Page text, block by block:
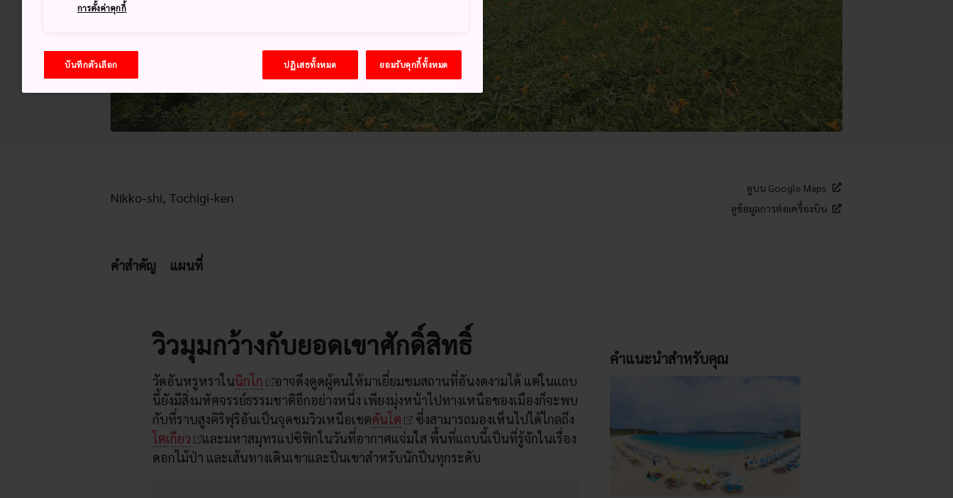
Nikko-shi, Tochigi-ken
ดูบน Google Maps
ดูข้อมูลการต่อเครื่องบิน
คำสำคัญ แผนที่
วิวมุมกว้างกับยอดเขาศักดิ์สิทธิ์
วัดอันหรูหราในนิกโก
อาจดึงดูดผู้คนให้มาเยี่ยมชมสถานที่อันงดงามได้ แต่ในแถบ
นี้ยังมีสิ่งมหัศจรรย์ธรรมชาติอีกอย่างหนึ่ง เพียงมุ่งหน้าไปทางเหนือของเมืองก็จะพบ
กับที่ราบสูงคิริฟุริอันเป็นจุดชมวิวเหนือเขตคันโต
ซึ่งสามารถมองเห็นไปได้ไกลถึง
โตเกียว
และมหาสมุทรแปซิฟิกในวันที่อากาศแจ่มใส พื้นที่แถบนี้เป็นที่รู้จักในเรื่อง
ดอกไม้ป่า และเส้นทางเดินเขาและปีนเขาสำหรับนักปีนทุกระดับ
คำแนะนำสำหรับคุณ
การตั้งค่าคุกกี้
บันทึกตัวเลือก ปฏิเสธทั้งหมด ยอมรับคุกกี้ทั้งหมด